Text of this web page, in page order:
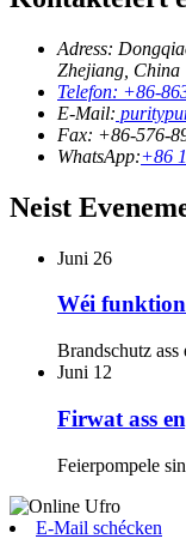
Adress:
Zhejiang, China
Telefon: +86-
E-Mail:
Fax: +86-576-
WhatsApp:+86
Neist
Juni 26
Wéi
Brandschutz
Juni 12
Firwat ass
Feierpompele
E-Mail schécken